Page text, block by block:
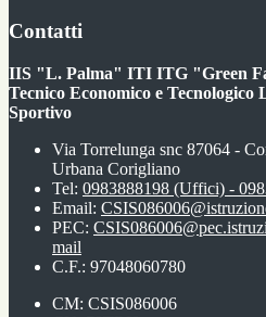
Contatti
IIS "L. Palma" ITI ITG "Green
Tecnico Economico e
Sportivo
Via Torrelunga snc 87064 -
Urbana Corigliano
Tel: 0983888198 (Uffici) -
Email:
PEC:
mail
C.F.: 97048060780
CM: CSIS086006